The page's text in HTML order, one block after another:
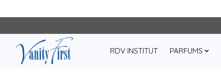
RDV INSTITUT PARFUMS